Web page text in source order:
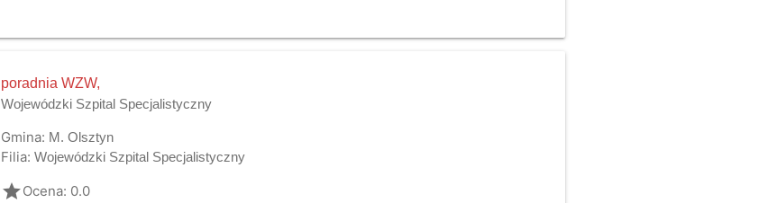
poradnia WZW,
Wojewódzki Szpital Specjalistyczny
Gmina: M. Olsztyn
Filia: Wojewódzki Szpital Specjalistyczny
gradeOcena: 0.0